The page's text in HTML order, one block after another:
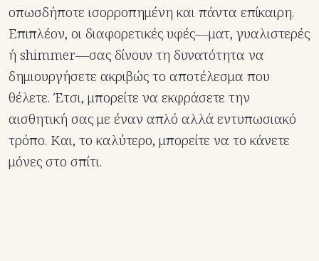
οπωσδήποτε ισορροπημένη και πάντα επίκαιρη.
Επιπλέον, οι διαφορετικές υφές—ματ, γυαλιστερές
ή shimmer—σας δίνουν τη δυνατότητα να
δημιουργήσετε ακριβώς το αποτέλεσμα που
θέλετε. Έτσι, μπορείτε να εκφράσετε την
αισθητική σας με έναν απλό αλλά εντυπωσιακό
τρόπο. Και, το καλύτερο, μπορείτε να το κάνετε
μόνες στο σπίτι.